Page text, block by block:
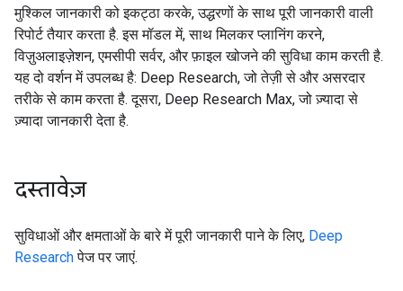
मुश्किल जानकारी को इकट्ठा करके, उद्धरणों के साथ पूरी जानकारी वाली
रिपोर्ट तैयार करता है. इस मॉडल में, साथ मिलकर प्लानिंग करने,
विज़ुअलाइज़ेशन, एमसीपी सर्वर, और फ़ाइल खोजने की सुविधा काम करती है.
यह दो वर्शन में उपलब्ध है: Deep Research, जो तेज़ी से और असरदार
तरीके से काम करता है. दूसरा, Deep Research Max, जो ज़्यादा से
ज़्यादा जानकारी देता है.
दस्तावेज़
सुविधाओं और क्षमताओं के बारे में पूरी जानकारी पाने के लिए, Deep
Researchपेज पर जाएं.